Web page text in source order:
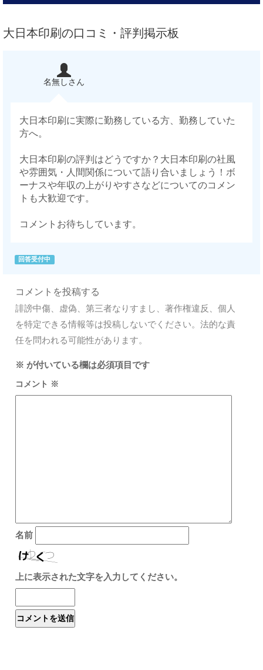
大日本印刷の口コミ・評判掲示板
名無しさん
大日本印刷に実際に勤務している方、勤務していた
方へ。
大日本印刷の評判はどうですか？大日本印刷の社風
や雰囲気・人間関係について語り合いましょう！ボ
ーナスや年収の上がりやすさなどについてのコメン
トも大歓迎です。
コメントお待ちしています。
回答受付中
コメントを投稿する
誹謗中傷、虚偽、第三者なりすまし、著作権違反、個人
を特定できる情報等は投稿しないでください。法的な責
任を問われる可能性があります。
※ が付いている欄は必須項目です
コメント ※
名前
上に表示された文字を入力してください。